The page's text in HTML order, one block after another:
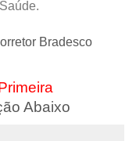
Bradesco
Abaixo